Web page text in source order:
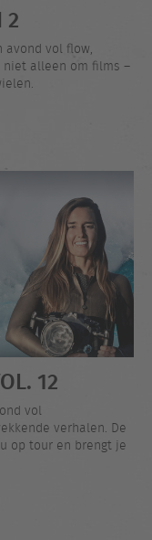
2
avond vol flow,
alleen om films –
12
vol
verhalen. De
op tour en brengt je